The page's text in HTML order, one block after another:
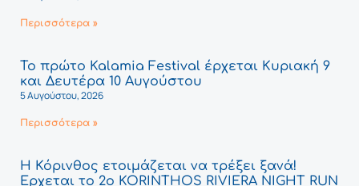
Περισσότερα »
Το πρώτο Kalamia Festival έρχεται Κυριακή 9
και Δευτέρα 10 Αυγούστου
5 Αυγούστου, 2026
Περισσότερα »
Η Κόρινθος ετοιμάζεται να τρέξει ξανά!
Έρχεται το 2ο KORINTHOS RIVIERA NIGHT RUN